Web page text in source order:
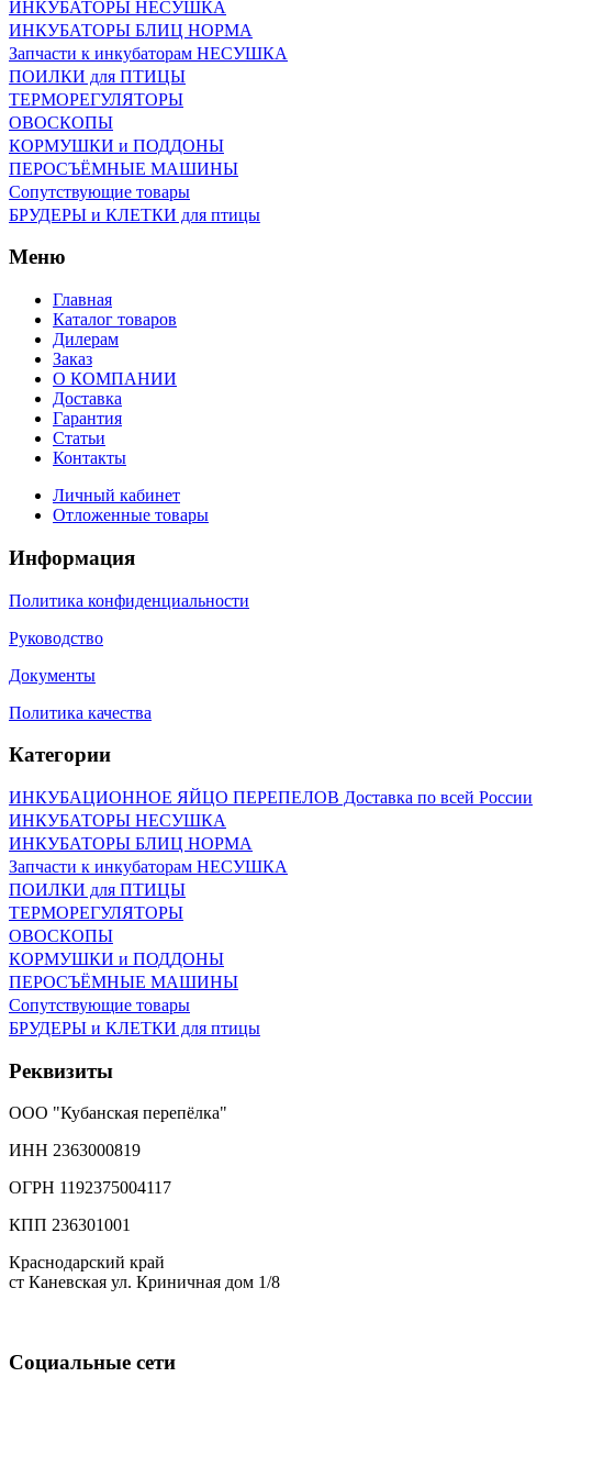
ИНКУБАТОРЫ НЕСУШКА
ИНКУБАТОРЫ БЛИЦ НОРМА
Запчасти к инкубаторам НЕСУШКА
ПОИЛКИ для ПТИЦЫ
ТЕРМОРЕГУЛЯТОРЫ
ОВОСКОПЫ
КОРМУШКИ и ПОДДОНЫ
ПЕРОСЪЁМНЫЕ МАШИНЫ
Сопутствующие товары
БРУДЕРЫ и КЛЕТКИ для птицы
Меню
Главная
Каталог товаров
Дилерам
Заказ
О КОМПАНИИ
Доставка
Гарантия
Статьи
Контакты
Личный кабинет
Отложенные товары
Информация
Политика конфиденциальности
Руководство
Документы
Политика качества
Категории
ИНКУБАЦИОННОЕ ЯЙЦО ПЕРЕПЕЛОВ Доставка по всей России
ИНКУБАТОРЫ НЕСУШКА
ИНКУБАТОРЫ БЛИЦ НОРМА
Запчасти к инкубаторам НЕСУШКА
ПОИЛКИ для ПТИЦЫ
ТЕРМОРЕГУЛЯТОРЫ
ОВОСКОПЫ
КОРМУШКИ и ПОДДОНЫ
ПЕРОСЪЁМНЫЕ МАШИНЫ
Сопутствующие товары
БРУДЕРЫ и КЛЕТКИ для птицы
Реквизиты
ООО "Кубанская перепёлка"
ИНН 2363000819
ОГРН 1192375004117
КПП 236301001
Краснодарский край
ст Каневская ул. Криничная дом 1/8
Социальные сети